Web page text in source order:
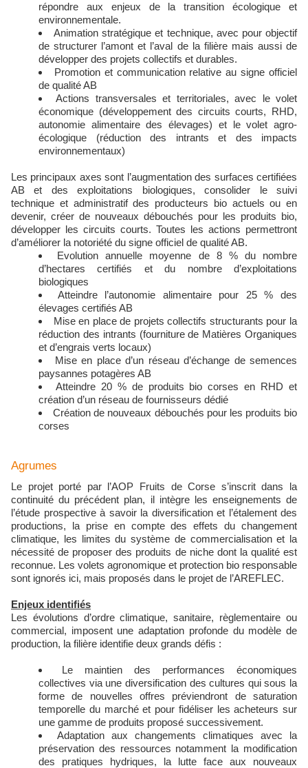
répondre aux enjeux de la transition écologique et
environnementale.
Animation stratégique et technique, avec pour objectif
de structurer l’amont et l’aval de la filière mais aussi de
développer des projets collectifs et durables.
Promotion et communication relative au signe officiel
de qualité AB
Actions transversales et territoriales, avec le volet
économique (développement des circuits courts, RHD,
autonomie alimentaire des élevages) et le volet agro-
écologique (réduction des intrants et des impacts
environnementaux)
Les principaux axes sont l’augmentation des surfaces certifiées
AB et des exploitations biologiques, consolider le suivi
technique et administratif des producteurs bio actuels ou en
devenir, créer de nouveaux débouchés pour les produits bio,
développer les circuits courts. Toutes les actions permettront
d’améliorer la notoriété du signe officiel de qualité AB.
Evolution annuelle moyenne de 8 % du nombre
d’hectares certifiés et du nombre d’exploitations
biologiques
Atteindre l’autonomie alimentaire pour 25 % des
élevages certifiés AB
Mise en place de projets collectifs structurants pour la
réduction des intrants (fourniture de Matières Organiques
et d’engrais verts locaux)
Mise en place d’un réseau d’échange de semences
paysannes potagères AB
Atteindre 20 % de produits bio corses en RHD et
création d’un réseau de fournisseurs dédié
Création de nouveaux débouchés pour les produits bio
corses
Agrumes
Le projet porté par l’AOP Fruits de Corse s’inscrit dans la
continuité du précédent plan, il intègre les enseignements de
l’étude prospective à savoir la diversification et l’étalement des
productions, la prise en compte des effets du changement
climatique, les limites du système de commercialisation et la
nécessité de proposer des produits de niche dont la qualité est
reconnue. Les volets agronomique et protection bio responsable
sont ignorés ici, mais proposés dans le projet de l’AREFLEC.
Enjeux identifiés
Les évolutions d’ordre climatique, sanitaire, règlementaire ou
commercial, imposent une adaptation profonde du modèle de
production, la filière identifie deux grands défis :
Le maintien des performances économiques
collectives via une diversification des cultures qui sous la
forme de nouvelles offres préviendront de saturation
temporelle du marché et pour fidéliser les acheteurs sur
une gamme de produits proposé successivement.
Adaptation aux changements climatiques avec la
préservation des ressources notamment la modification
des pratiques hydriques, la lutte face aux nouveaux